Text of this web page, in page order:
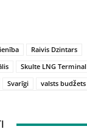
Raivis Dzintars
Skulte LNG Terminal
Svarīgi valsts budžets